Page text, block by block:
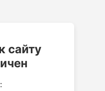
сайту